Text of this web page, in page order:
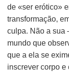
de «ser erótico»
transformação,
culpa. Não a sua
mundo que
que a ela se
inscrever corpo